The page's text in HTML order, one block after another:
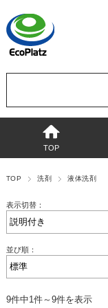
TOP
TOP 洗剤 液体洗剤
表示切替：
並び順：
9件中1件～9件を表示